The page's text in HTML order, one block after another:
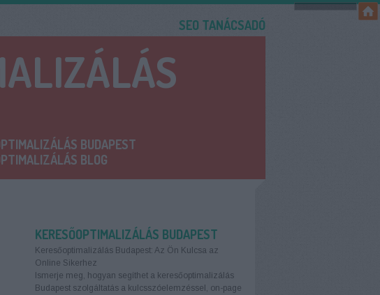
SEO TANÁCSADÓ
BUDAPEST
BLOG
KERESŐOPTIMALIZÁLÁS BUDAPEST
Keresőoptimalizálás Budapest: Az Ön Kulcsa az
Online Sikerhez
Ismerje meg, hogyan segíthet a keresőoptimalizálás
Budapest szolgáltatás a kulcsszóelemzéssel, on-page